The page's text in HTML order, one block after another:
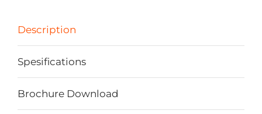
Description
Spesifications
Brochure Download